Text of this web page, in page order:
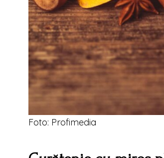
Foto: Profimedia